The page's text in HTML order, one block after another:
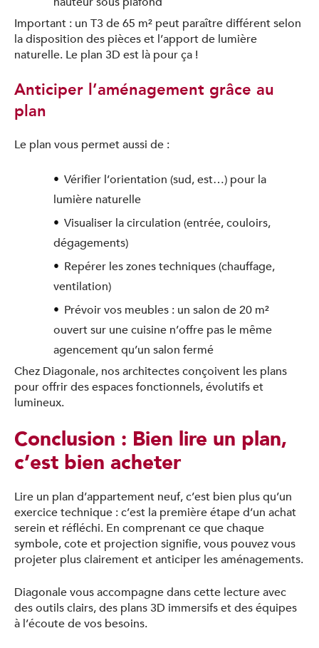
Important : un T3 de 65 m² peut paraître différent selon
la disposition des pièces et l’apport de lumière
naturelle. Le plan 3D est là pour ça !
Anticiper l’aménagement grâce au
plan
Le plan vous permet aussi de :
Vérifier l’orientation (sud, est…) pour la
lumière naturelle
Visualiser la circulation (entrée, couloirs,
dégagements)
Repérer les zones techniques (chauffage,
ventilation)
Prévoir vos meubles : un salon de 20 m²
ouvert sur une cuisine n’offre pas le même
agencement qu’un salon fermé
Chez Diagonale, nos architectes conçoivent les plans
pour offrir des espaces fonctionnels, évolutifs et
lumineux.
Conclusion : Bien lire un plan,
c’est bien acheter
Lire un plan d’appartement neuf, c’est bien plus qu’un
exercice technique : c’est la première étape d’un achat
serein et réfléchi. En comprenant ce que chaque
symbole, cote et projection signifie, vous pouvez vous
projeter plus clairement et anticiper les aménagements.
Diagonale vous accompagne dans cette lecture avec
des outils clairs, des plans 3D immersifs et des équipes
à l’écoute de vos besoins.